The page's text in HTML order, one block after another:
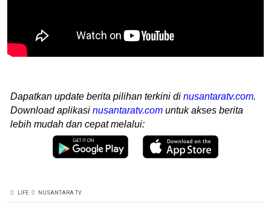
Dapatkan update berita pilihan terkini di nusantaratv.com.
Download aplikasi nusantaratv.com untuk akses berita
lebih mudah dan cepat melalui:
LIFE NUSANTARA TV